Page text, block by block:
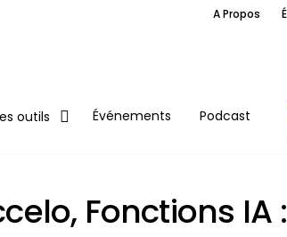
A Propos
outils Événements Podcast
Fonctions IA